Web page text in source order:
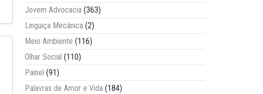
Jovem Advocacia (363)
Linguiça Mecânica (2)
Meio Ambiente (116)
Olhar Social (110)
Painel (91)
Palavras de Amor e Vida (184)